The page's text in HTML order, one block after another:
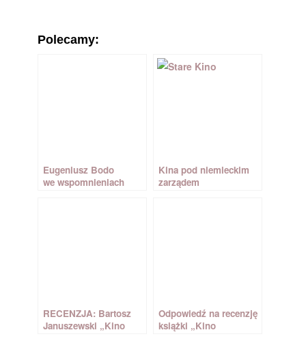
Polecamy:
Eugeniusz Bodo
we wspomnieniach
Kina pod niemieckim
zarządem
RECENZJA: Bartosz
Januszewski „Kino
Odpowiedź na recenzję
książki „Kino